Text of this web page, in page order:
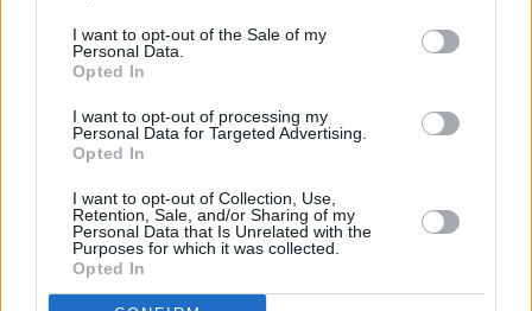
I want to opt-out of the Sale of my
Personal Data.
Opted In
I want to opt-out of processing my
Personal Data for Targeted Advertising.
Opted In
I want to opt-out of Collection, Use,
Retention, Sale, and/or Sharing of my
Personal Data that Is Unrelated with the
Purposes for which it was collected.
Opted In
Το άρθρο δεν έχει ακόμα βαθμολογηθεί.
Βαθμολογήστε αυτό το άρθρο:
★★ ★